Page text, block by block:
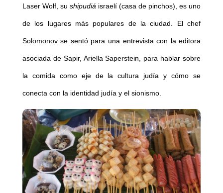
Laser Wolf, su shipudiáisraelí (casa de pinchos), es uno
de los lugares más populares de la ciudad. El chef
Solomonov se sentó para una entrevista con la editora
asociada de Sapir, Ariella Saperstein, para hablar sobre
la comida como eje de la cultura judía y cómo se
conecta con la identidad judía y el sionismo.